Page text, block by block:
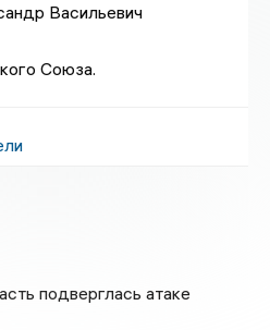
Васильевич
Союза.
подверглась атаке